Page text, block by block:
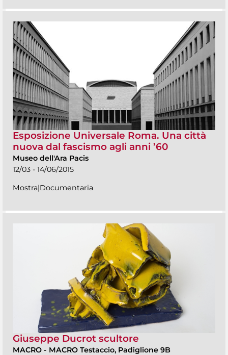
Esposizione Universale Roma. Una città
nuova dal fascismo agli anni ’60
Museo dell'Ara Pacis
12/03 - 14/06/2015
Mostra|Documentaria
Giuseppe Ducrot scultore
MACRO - MACRO Testaccio, Padiglione 9B